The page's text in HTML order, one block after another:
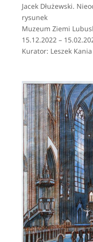
Jacek Dłużewski.
rysunek
Muzeum Ziemi
15.12.2022 –
Kurator: Leszek Kania